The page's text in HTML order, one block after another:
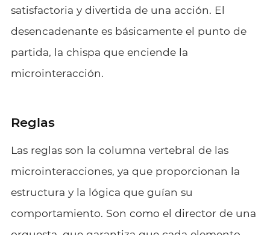
satisfactoria y divertida de una acción. El
desencadenante es básicamente el punto de
partida, la chispa que enciende la
microinteracción.
Reglas
Las reglas son la columna vertebral de las
microinteracciones, ya que proporcionan la
estructura y la lógica que guían su
comportamiento. Son como el director de una